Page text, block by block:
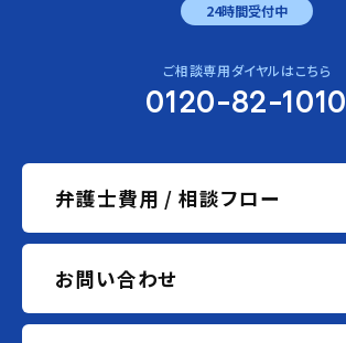
24時間受付中
ご相談専用ダイヤルはこちら
0120-82-1010
弁護士費用 / 相談フロー
お問い合わせ